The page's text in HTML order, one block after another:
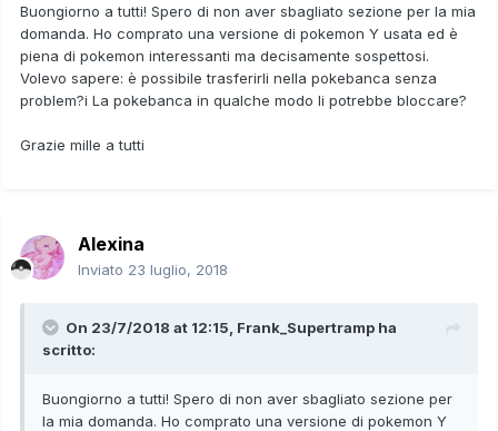
Buongiorno a tutti! Spero di non aver sbagliato sezione per la mia
domanda. Ho comprato una versione di pokemon Y usata ed è
piena di pokemon interessanti ma decisamente sospettosi.
Volevo sapere: è possibile trasferirli nella pokebanca senza
problem?i La pokebanca in qualche modo li potrebbe bloccare?
Grazie mille a tutti
Alexina
Inviato 23 luglio, 2018
On 23/7/2018 at 12:15, Frank_Supertramp ha
scritto:
Buongiorno a tutti! Spero di non aver sbagliato sezione per
la mia domanda. Ho comprato una versione di pokemon Y